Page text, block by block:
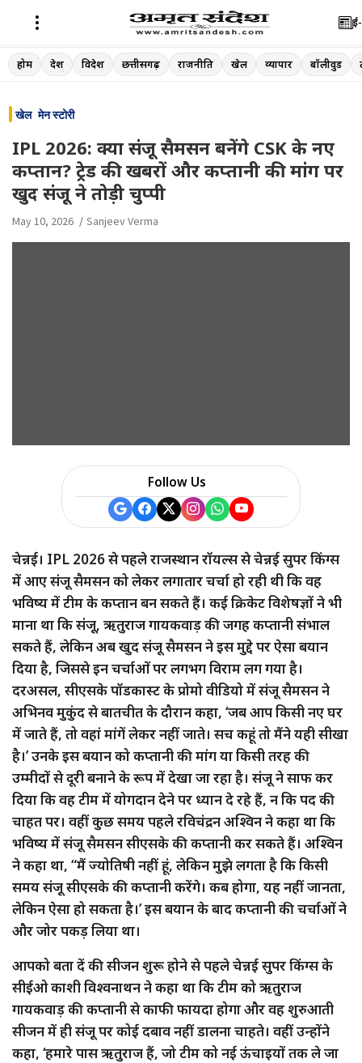
Skip
to
होम देश विदेश छत्तीसगढ़ राजनीति खेल व्यापार बॉलीवुड
खेल मेन स्टोरी
IPL 2026: क्या संजू सैमसन बनेंगे CSK के नए
कप्तान? ट्रेड की खबरों और कप्तानी की मांग पर
खुद संजू ने तोड़ी चुप्पी
May 10, 2026 Sanjeev Verma
Follow Us
चेन्नई। IPL 2026 से पहले राजस्थान रॉयल्स से चेन्नई सुपर किंग्स
में आए संजू सैमसन को लेकर लगातार चर्चा हो रही थी कि वह
भविष्य में टीम के कप्तान बन सकते हैं। कई क्रिकेट विशेषज्ञों ने भी
माना था कि संजू, ऋतुराज गायकवाड़ की जगह कप्तानी संभाल
सकते हैं, लेकिन अब खुद संजू सैमसन ने इस मुद्दे पर ऐसा बयान
दिया है, जिससे इन चर्चाओं पर लगभग विराम लग गया है।
दरअसल, सीएसके पॉडकास्ट के प्रोमो वीडियो में संजू सैमसन ने
अभिनव मुकुंद से बातचीत के दौरान कहा, ‘जब आप किसी नए घर
में जाते हैं, तो वहां मांगें लेकर नहीं जाते। सच कहूं तो मैंने यही सीखा
है।’ उनके इस बयान को कप्तानी की मांग या किसी तरह की
उम्मीदों से दूरी बनाने के रूप में देखा जा रहा है। संजू ने साफ कर
दिया कि वह टीम में योगदान देने पर ध्यान दे रहे हैं, न कि पद की
चाहत पर। वहीं कुछ समय पहले रविचंद्रन अश्विन ने कहा था कि
भविष्य में संजू सैमसन सीएसके की कप्तानी कर सकते हैं। अश्विन
ने कहा था, “मैं ज्योतिषी नहीं हूं, लेकिन मुझे लगता है कि किसी
समय संजू सीएसके की कप्तानी करेंगे। कब होगा, यह नहीं जानता,
लेकिन ऐसा हो सकता है।’ इस बयान के बाद कप्तानी की चर्चाओं ने
और जोर पकड़ लिया था।
आपको बता दें की सीजन शुरू होने से पहले चेन्नई सुपर किंग्स के
सीईओ काशी विश्वनाथन ने कहा था कि टीम को ऋतुराज
गायकवाड़ की कप्तानी से काफी फायदा होगा और वह शुरुआती
सीजन में ही संजू पर कोई दबाव नहीं डालना चाहते। वहीं उन्होंने
कहा, ‘हमारे पास ऋतुराज हैं, जो टीम को नई ऊंचाइयों तक ले जा